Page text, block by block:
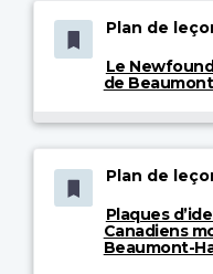
Plan de
Le
de
Plan de
Plaques
Canadiens
Beaumont-